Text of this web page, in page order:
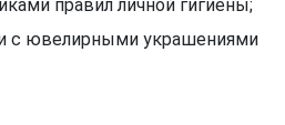
правил личной гигиены;
с ювелирными украшениями